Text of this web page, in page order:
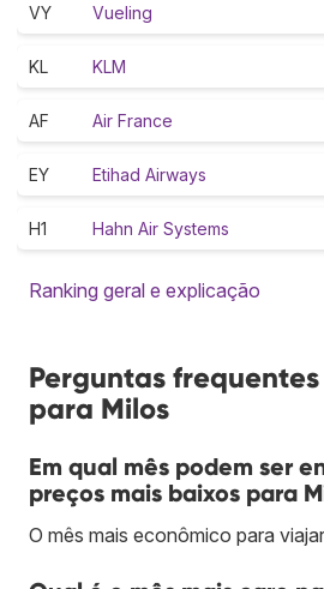
VY Vueling
KL KLM
AF Air France
EY Etihad Airways
H1 Hahn Air Systems
Ranking geral e explicação
Perguntas
para Milos
Em qual mês podem ser
preços mais baixos para
O mês mais econômico para